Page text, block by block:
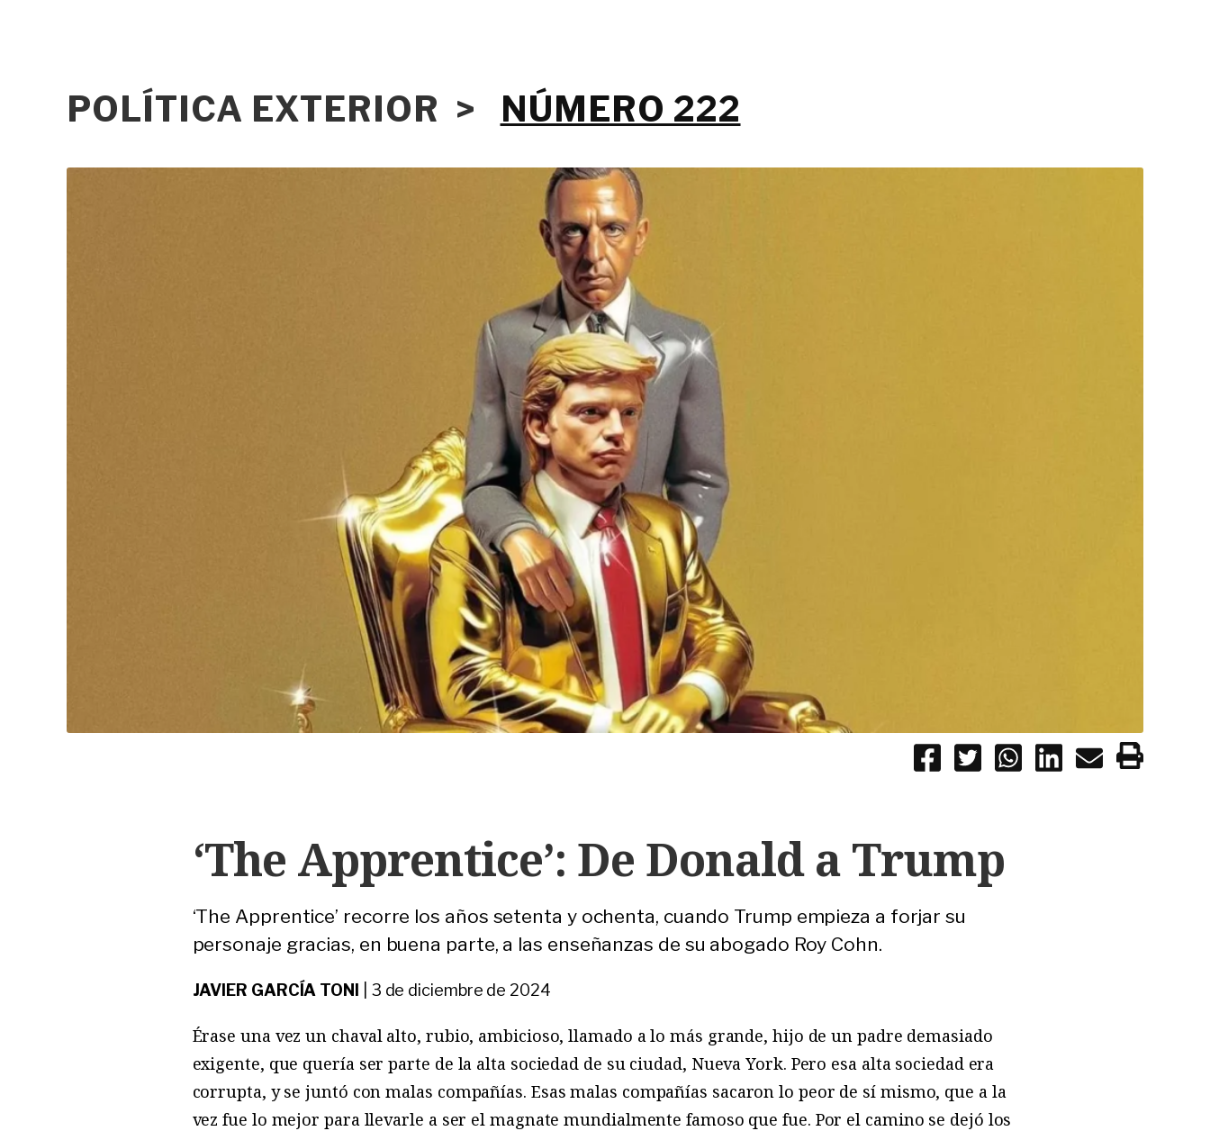
POLÍTICA EXTERIOR > NÚMERO 222
‘The Apprentice’: De Donald a Trump
‘The Apprentice’ recorre los años setenta y ochenta, cuando Trump empieza a forjar su
personaje gracias, en buena parte, a las enseñanzas de su abogado Roy Cohn.
JAVIER GARCÍA TONI 3 de diciembre de 2024
Érase una vez un chaval alto, rubio, ambicioso, llamado a lo más grande, hijo de un padre demasiado
exigente, que quería ser parte de la alta sociedad de su ciudad, Nueva York. Pero esa alta sociedad era
corrupta, y se juntó con malas compañías. Esas malas compañías sacaron lo peor de sí mismo, que a la
vez fue lo mejor para llevarle a ser el magnate mundialmente famoso que fue. Por el camino se dejó los